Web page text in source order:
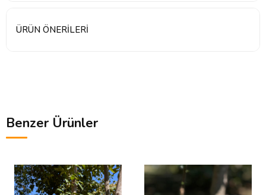
ÜRÜN ÖNERILERI
Benzer Ürünler